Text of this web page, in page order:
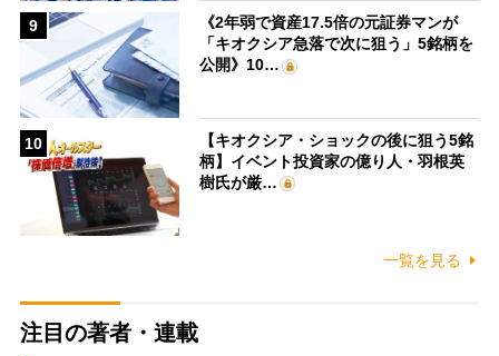
9
《2年弱で資産17.5倍の元証券マンが
「キオクシア急落で次に狙う」5銘柄を
公開》10…
10
【キオクシア・ショックの後に狙う5銘
柄】イベント投資家の億り人・羽根英
樹氏が厳…
一覧を見る
注目の著者・連載